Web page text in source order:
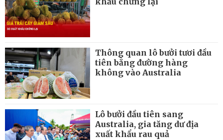
Thông quan lô bưởi tươi đầu
tiên bằng đường hàng
không vào Australia
Lô bưởi đầu tiên sang
Australia, gia tăng dư địa
xuất khẩu rau quả